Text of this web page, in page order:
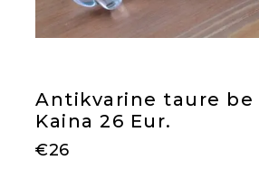
Antikvarine taure be
Kaina 26 Eur.
€26